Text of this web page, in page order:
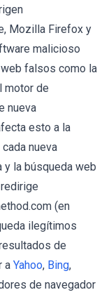
Mozilla Firefox y
malicioso
falsos como la
motor de
nueva
esto a la
nueva
y la búsqueda web
(en
ilegítimos
de
a Yahoo, Bing,
de navegador